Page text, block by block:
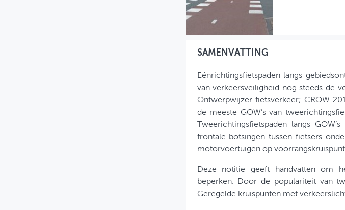
SAMENVATTING
Eénrichtingsfietspaden langs
van verkeersveiligheid nog steeds de
Ontwerpwijzer fietsverkeer; CROW
de meeste GOW’s van
Tweerichtingsfietspaden langs
frontale botsingen tussen fietsers
motorvoertuigen op
Deze notitie geeft handvatten om
beperken. Door de populariteit van
Geregelde kruispunten met